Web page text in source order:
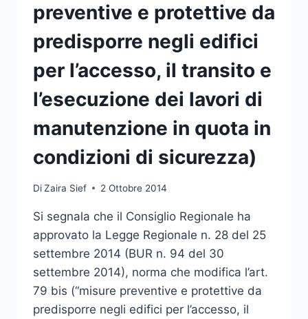
preventive e protettive da
predisporre negli edifici
per l’accesso, il transito e
l’esecuzione dei lavori di
manutenzione in quota in
condizioni di sicurezza)
DiZaira Sief 2 Ottobre 2014
Si segnala che il Consiglio Regionale ha
approvato la Legge Regionale n. 28 del 25
settembre 2014 (BUR n. 94 del 30
settembre 2014), norma che modifica l’art.
79 bis (“misure preventive e protettive da
predisporre negli edifici per l’accesso, il